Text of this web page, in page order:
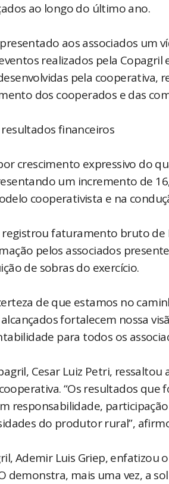
ao longo do último ano.
aos associados um
realizados pela
pela cooperativa,
dos cooperados e das
financeiros
crescimento expressivo do
um incremento de
cooperativista e na
registrou faturamento bruto de
pelos associados
de sobras do exercício.
de que estamos no
fortalecem nossa
para todos os
Cesar Luiz Petri,
“Os resultados
responsabilidade,
do produtor rural”,
Ademir Luis Griep, enfatizou
demonstra, mais uma vez, a